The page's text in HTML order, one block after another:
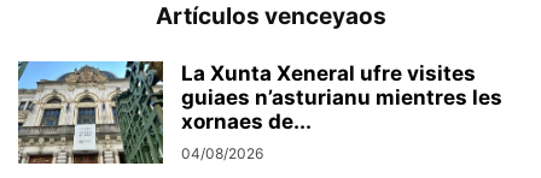
Artículos venceyaos
La Xunta Xeneral ufre visites
guiaes n’asturianu mientres les
xornaes de...
04/08/2026